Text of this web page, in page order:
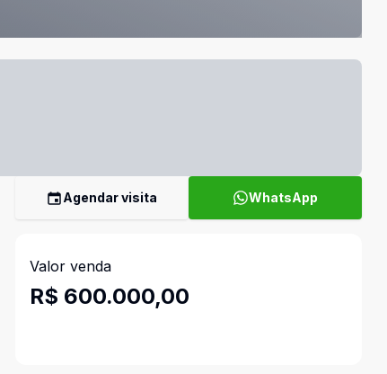
Agendar visita WhatsApp
Valor venda
R$ 600.000,00